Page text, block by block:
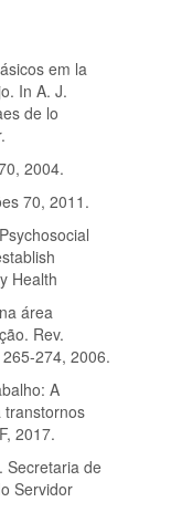
em la
In A. J.
de lo
2004.
70, 2011.
Health
área
Rev.
274, 2006.
A
transtornos
2017.
Secretaria de
Servidor